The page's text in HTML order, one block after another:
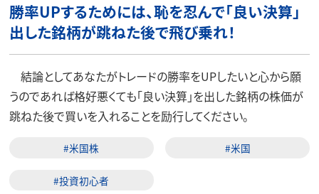
勝率UPするためには、恥を忍んで「良い決算」
出した銘柄が跳ねた後で飛び乗れ！
結論としてあなたがトレードの勝率をUPしたいと心から願
うのであれば格好悪くても「良い決算」を出した銘柄の株価が
跳ねた後で買いを入れることを励行してください。
#米国株 #米国
#投資初心者